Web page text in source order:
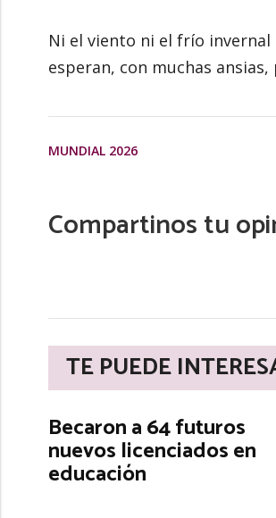
Ni el viento ni el frío
esperan, con muchas
MUNDIAL 2026
Compartinos tu
TE PUEDE
Becaron a 64 futuros
nuevos licenciados en
educación